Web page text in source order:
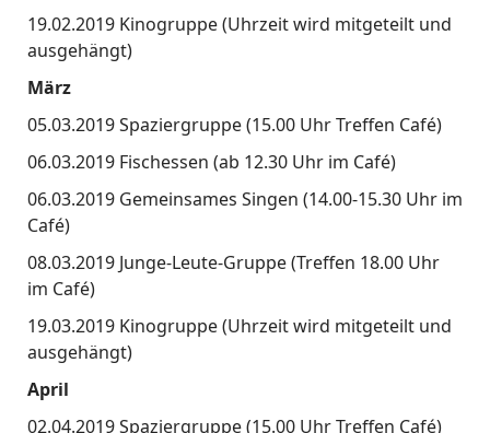
19.02.2019 Kinogruppe (Uhrzeit wird mitgeteilt und
ausgehängt)
März
05.03.2019 Spaziergruppe (15.00 Uhr Treffen Café)
06.03.2019 Fischessen (ab 12.30 Uhr im Café)
06.03.2019 Gemeinsames Singen (14.00-15.30 Uhr im
Café)
08.03.2019 Junge-Leute-Gruppe (Treffen 18.00 Uhr
im Café)
19.03.2019 Kinogruppe (Uhrzeit wird mitgeteilt und
ausgehängt)
April
02.04.2019 Spaziergruppe (15.00 Uhr Treffen Café)